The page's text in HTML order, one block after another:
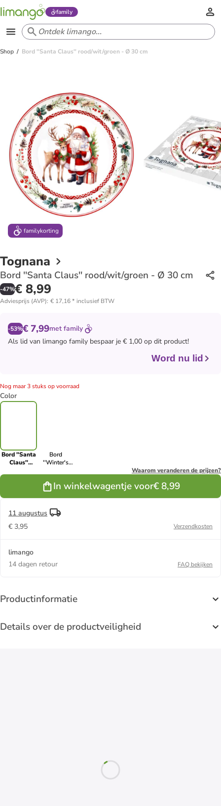
family
Shop Bord ''Santa Claus'' rood/wit/groen - Ø 30 cm
familykorting
Tognana
Bord ''Santa Claus'' rood/wit/groen - Ø 30 cm
-47%€ 8,99
Adviesprijs (AVP): € 17,16* inclusief BTW
-53%€ 7,99met family
Als lid van limango family bespaar je € 1,00 op dit product!
Word nu lid
Nog maar 3 stuks op voorraad
Color
Bord ''Santa
Claus''
Bord
''Winter's
30 cm
Waarom veranderen de prijzen?
In winkelwagentje voor€ 8,99
11 augustus
€ 3,95
Verzendkosten
limango
14 dagen retour
FAQ bekijken
Productinformatie
Details over de productveiligheid